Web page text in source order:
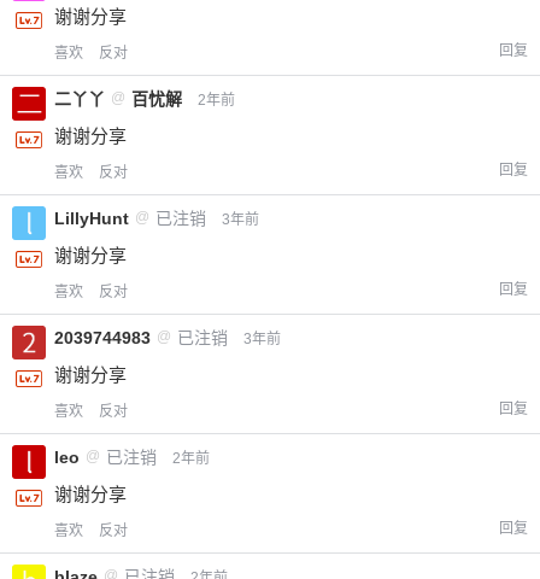
20 元 50 元 自定义
谢谢分享
喜欢 反对 回复
二丫丫 @ 百忧解 2年前
谢谢分享
喜欢 反对 回复
LillyHunt @ 已注销 3年前
谢谢分享
喜欢 反对 回复
2039744983 @ 已注销 3年前
谢谢分享
喜欢 反对 回复
leo @ 已注销 2年前
谢谢分享
喜欢 反对 回复
@